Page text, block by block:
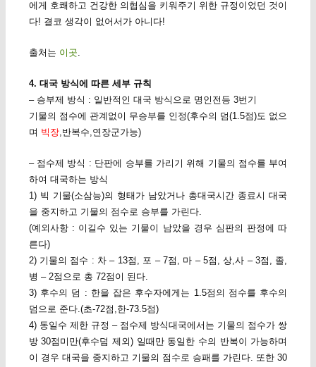
에게 호쾌하고 건강한 의협심을 키워주기 위한 규정이었던 것이
다! 결코 생각이 없어서가 아니다!
출처는 이곳
4. 대국 방식에 따른 세부 규칙
– 승부제 방식 : 일반적인 대국 방식으로 명인전등 3번기
기물의 점수에 관계없이 무승부를 인정(후수의 덤(1.5점)도 없으
며 빅장,반복수,연장군가능)
– 점수제 방식 : 단판에 승부를 가리기 위해 기물의 점수를 부여
하여 대국하는 방식
1) 빅 기물(소삼능)의 형태가 남았거나 총대국시간 종료시 대국
을 중지하고 기물의 점수로 승부를 가린다.
(예외사항 : 이길수 있는 기물이 남았을 경우 심판의 판정에 따
른다)
2) 기물의 점수 : 차 – 13점, 포 – 7점, 마 – 5점, 상,사 – 3점, 졸,
병 – 2점으로 총 72점이 된다.
3) 후수의 덤 : 한을 잡은 후수자에게는 1.5점의 점수를 후수의
덤으로 준다.(초-72점,한-73.5점)
4) 동일수 제한 규정 – 점수제 방식대국에서는 기물의 점수가 쌍
방 30점미만(후수덤 제외) 일때만 동일한 수의 반복이 가능하며
이 경우 대국을 중지하고 기물의 점수로 승패를 가린다. 또한 30